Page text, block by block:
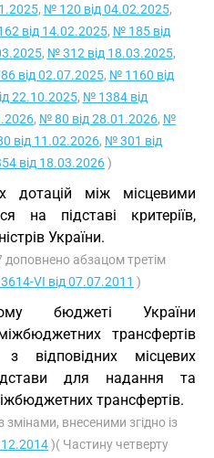
, № 120 від 04.02.2025,
від 14.02.2025, № 185 від
, № 312 від 18.03.2025,
від 02.07.2025, № 1160 від
22.10.2025, № 1384 від
, № 80 від 28.01.2026, №
від 11.02.2026, № 301 від
від 18.03.2026)
дотацій між місцевими
на підставі критеріїв,
України.
доповнено абзацом третім
VI від 07.07.2011 )
бюджеті України
трансфертів
відповідних місцевих
для надання та
трансфертів.
змінами, внесеними згідно із
)( Частину четверту